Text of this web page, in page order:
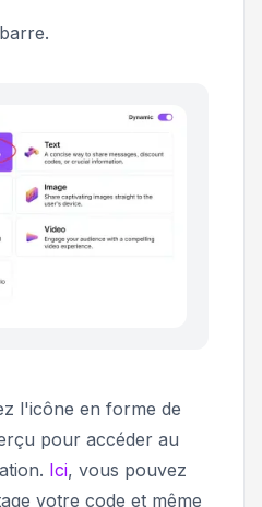
l'icône en forme de
pour accéder au
Ici, vous pouvez
votre code et même